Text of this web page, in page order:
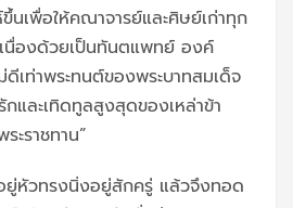
นเพื่อให้คณาจารย์และศิษย์เก่าทุก
นื่องด้วยเป็นทันตแพทย์ องค์
เท่าพระทนต์ของพระบาทสมเด็จ
กและเทิดทูลสูงสุดของเหล่าข้า
ะราชทาน”
อยู่หัวทรงนิ่งอยู่สักครู่ แล้วจึงทอด